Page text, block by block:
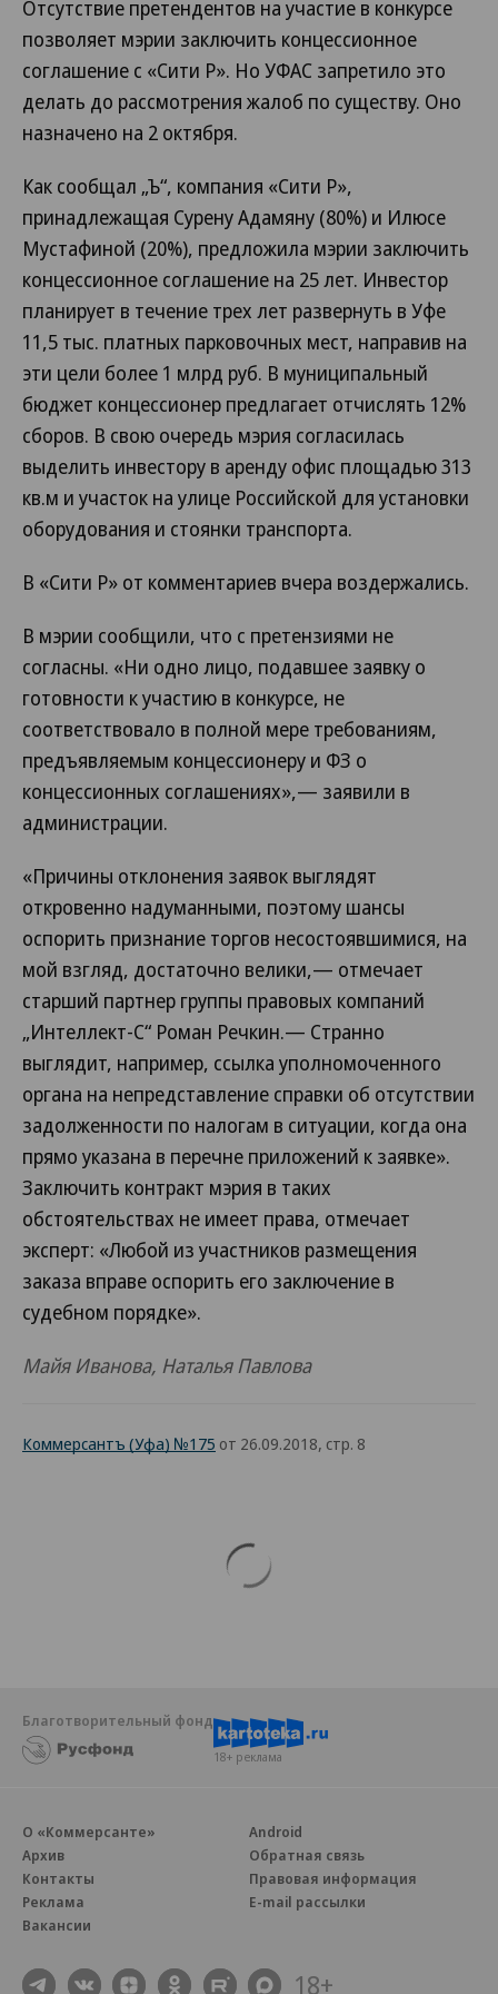
Отсутствие претендентов на участие в конкурсе
позволяет мэрии заключить концессионное
соглашение с «Сити Р». Но УФАС запретило это
делать до рассмотрения жалоб по существу. Оно
назначено на 2 октября.
Как сообщал „Ъ“, компания «Сити Р»,
принадлежащая Сурену Адамяну (80%) и Илюсе
Мустафиной (20%), предложила мэрии заключить
концессионное соглашение на 25 лет. Инвестор
планирует в течение трех лет развернуть в Уфе
11,5 тыс. платных парковочных мест, направив на
эти цели более 1 млрд руб. В муниципальный
бюджет концессионер предлагает отчислять 12%
сборов. В свою очередь мэрия согласилась
выделить инвестору в аренду офис площадью 313
кв.м и участок на улице Российской для установки
оборудования и стоянки транспорта.
В «Сити Р» от комментариев вчера воздержались.
В мэрии сообщили, что с претензиями не
согласны. «Ни одно лицо, подавшее заявку о
готовности к участию в конкурсе, не
соответствовало в полной мере требованиям,
предъявляемым концессионеру и ФЗ о
концессионных соглашениях»,— заявили в
администрации.
«Причины отклонения заявок выглядят
откровенно надуманными, поэтому шансы
оспорить признание торгов несостоявшимися, на
мой взгляд, достаточно велики,— отмечает
старший партнер группы правовых компаний
„Интеллект-С“ Роман Речкин.— Странно
выглядит, например, ссылка уполномоченного
органа на непредставление справки об отсутствии
задолженности по налогам в ситуации, когда она
прямо указана в перечне приложений к заявке».
Заключить контракт мэрия в таких
обстоятельствах не имеет права, отмечает
эксперт: «Любой из участников размещения
заказа вправе оспорить его заключение в
судебном порядке».
Майя Иванова, Наталья Павлова
Коммерсантъ (Уфа) №175 от 26.09.2018, стр. 8
Благотворительный фонд
18+ реклама
О «Коммерсанте»
Архив
Контакты
Реклама
Вакансии
Android
Обратная связь
Правовая информация
E-mail рассылки
18+